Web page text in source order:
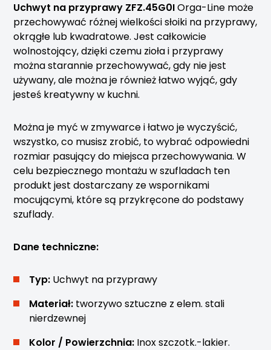
Uchwyt na przyprawy ZFZ.45G0IOrga-Line może
przechowywać różnej wielkości słoiki na przyprawy,
okrągłe lub kwadratowe. Jest całkowicie
wolnostojący, dzięki czemu zioła i przyprawy
można starannie przechowywać, gdy nie jest
używany, ale można je również łatwo wyjąć, gdy
jesteś kreatywny w kuchni.
Można je myć w zmywarce i łatwo je wyczyścić,
wszystko, co musisz zrobić, to wybrać odpowiedni
rozmiar pasujący do miejsca przechowywania. W
celu bezpiecznego montażu w szufladach ten
produkt jest dostarczany ze wspornikami
mocującymi, które są przykręcone do podstawy
szuflady.
Dane techniczne:
Typ: Uchwyt na przyprawy
Materiał: tworzywo sztuczne z elem. stali
nierdzewnej
Kolor / Powierzchnia: Inox szczotk.-lakier.